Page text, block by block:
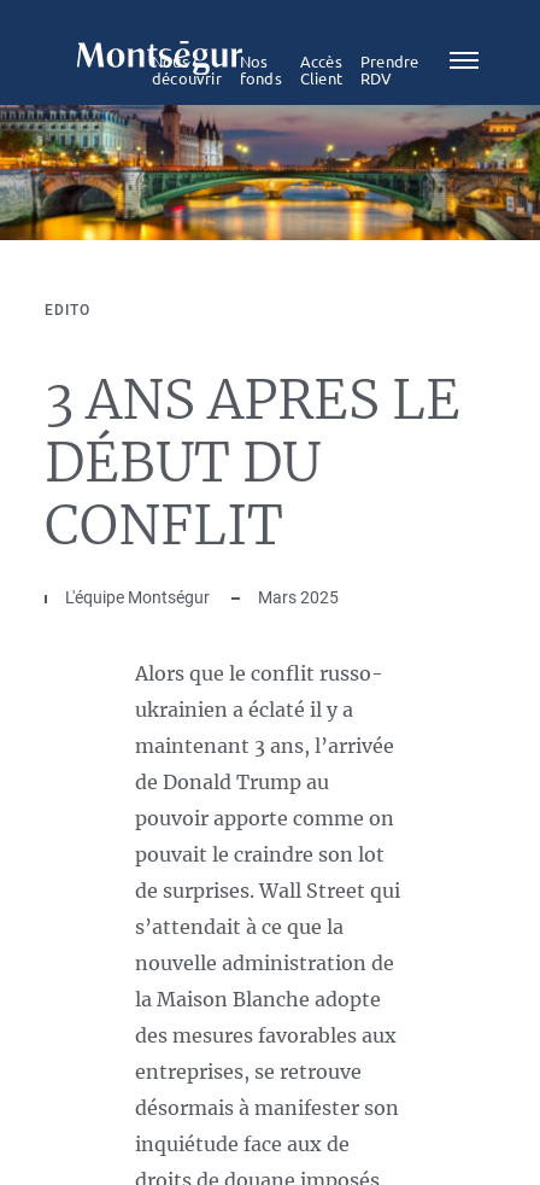
Nous
découvrir
Nos
fonds
Accès
Client
Prendre
RDV
EDITO
3 ANS APRES LE
DÉBUT DU
CONFLIT
L'équipe Montségur Mars 2025
Alors que le conflit russo-
ukrainien a éclaté il y a
maintenant 3 ans, l’arrivée
de Donald Trump au
pouvoir apporte comme on
pouvait le craindre son lot
de surprises. Wall Street qui
s’attendait à ce que la
nouvelle administration de
la Maison Blanche adopte
des mesures favorables aux
entreprises, se retrouve
désormais à manifester son
inquiétude face aux de
droits de douane imposés